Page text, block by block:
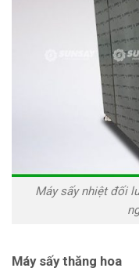
Máy sấy nhiệt đối
Máy sấy thăng hoa